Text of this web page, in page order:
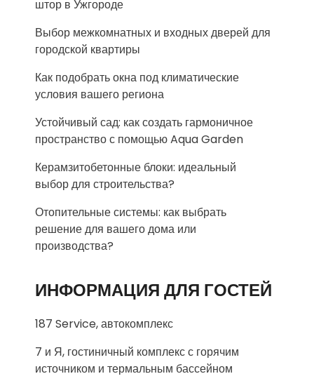
штор в Ужгороде
Выбор межкомнатных и входных дверей для
городской квартиры
Как подобрать окна под климатические
условия вашего региона
Устойчивый сад: как создать гармоничное
пространство с помощью Aqua Garden
Керамзитобетонные блоки: идеальный
выбор для строительства?
Отопительные системы: как выбрать
решение для вашего дома или
производства?
ИНФОРМАЦИЯ ДЛЯ ГОСТЕЙ
187 Service, автокомплекс
7 и Я, гостиничный комплекс с горячим
источником и термальным бассейном